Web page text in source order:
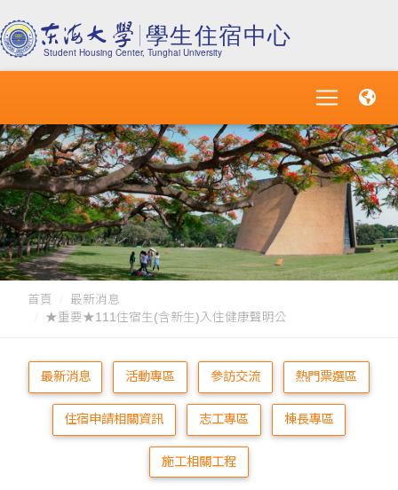
首頁
最新消息
★重要★111住宿生(含新生)入住健康聲明公
最新消息 活動專區 參訪交流 熱門票選區
住宿申請相關資訊 志工專區 棟長專區
施工相關工程